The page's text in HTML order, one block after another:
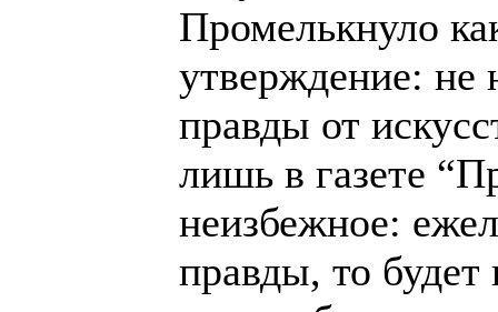
Промелькнуло
утверждение: не
правды от
лишь в газете
неизбежное:
правды, то